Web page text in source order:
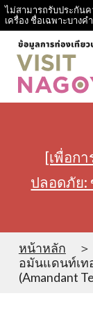
ไม่สามารถรับประกันค
เครื่อง ชื่อเฉพาะบาง
[เพื่อก
ปลอดภัย:
หน้าหลัก
อมันแดนท์เท
(Amandant